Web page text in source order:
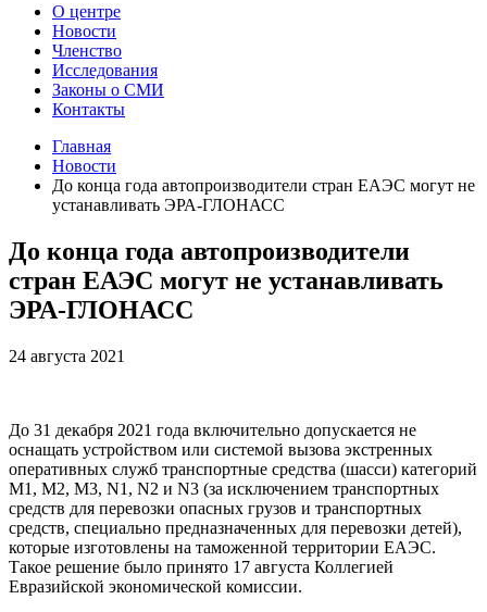
О центре
Новости
Членство
Исследования
Законы о СМИ
Контакты
Главная
Новости
До конца года автопроизводители стран ЕАЭС могут не
устанавливать ЭРА-ГЛОНАСС
До конца года автопроизводители
стран ЕАЭС могут не устанавливать
ЭРА-ГЛОНАСС
24 августа 2021
До 31 декабря 2021 года включительно допускается не
оснащать устройством или системой вызова экстренных
оперативных служб транспортные средства (шасси) категорий
M1, M2, M3, N1, N2 и N3 (за исключением транспортных
средств для перевозки опасных грузов и транспортных
средств, специально предназначенных для перевозки детей),
которые изготовлены на таможенной территории ЕАЭС.
Такое решение было принято 17 августа Коллегией
Евразийской экономической комиссии.